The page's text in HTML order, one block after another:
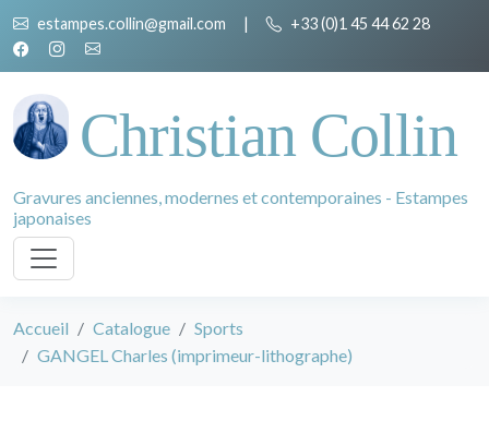
estampes.collin@gmail.com | +33 (0)1 45 44 62 28
Christian Collin
Gravures anciennes, modernes et contemporaines - Estampes
japonaises
Accueil Catalogue
Sports
GANGEL Charles (imprimeur-lithographe)